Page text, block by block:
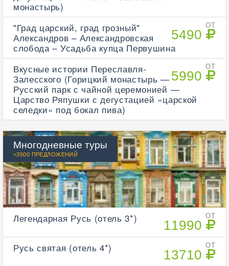
монастырь)
ОТ
5490
"Град царский, град грозный"
Александров – Александровская
слобода – Усадьба купца Первушина
ОТ
5990
Вкусные истории Переславля-
Залесского (Горицкий монастырь —
Русский парк с чайной церемонией —
Царство Ряпушки с дегустацией «царской
селедки» под бокал пива)
Многодневные туры
>3500 ПРЕДЛОЖЕНИЙ
ОТ
11990
Легендарная Русь (отель 3*)
ОТ
13710
Русь святая (отель 4*)